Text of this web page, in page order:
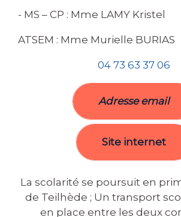
- MS – CP : Mme LAMY Kristel
ATSEM : Mme Murielle BURIAS
04 73 63 37 06
Adresse email
Site internet
La scolarité se poursuit en
de Teilhède ; Un transport
en place entre les deux